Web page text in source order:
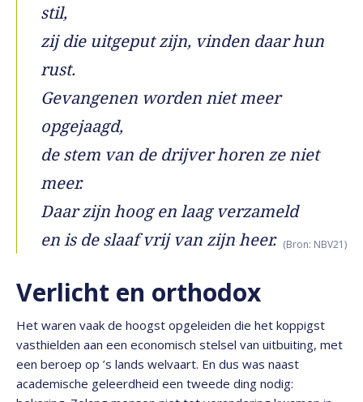
stil,
zij die uitgeput zijn, vinden daar hun
rust.
Gevangenen worden niet meer
opgejaagd,
de stem van de drijver horen ze niet
meer.
Daar zijn hoog en laag verzameld
en is de slaaf vrij van zijn heer. (Bron: NBV21)
Verlicht en orthodox
Het waren vaak de hoogst opgeleiden die het koppigst
vasthielden aan een economisch stelsel van uitbuiting, met
een beroep op ’s lands welvaart. En dus was naast
academische geleerdheid een tweede ding nodig: